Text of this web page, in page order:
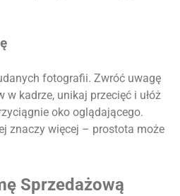
fotografii. Zwróć uwagę
w kadrze, unikaj przecięć i ułóż
oko oglądającego.
znaczy więcej – prostota może
Sprzedażową